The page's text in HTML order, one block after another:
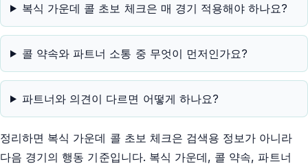
복식 가운데 콜 초보 체크은 매 경기 적용해야 하나요?
콜 약속와 파트너 소통 중 무엇이 먼저인가요?
파트너와 의견이 다르면 어떻게 하나요?
정리하면 복식 가운데 콜 초보 체크은 검색용 정보가 아니라
다음 경기의 행동 기준입니다. 복식 가운데, 콜 약속, 파트너